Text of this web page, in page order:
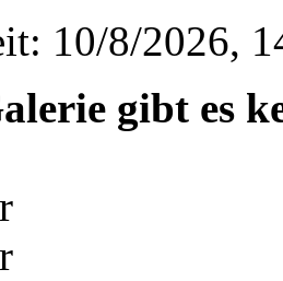
10/8/2026,
gibt es